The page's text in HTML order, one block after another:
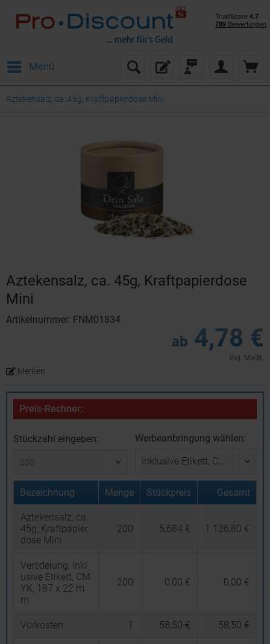
Menü
Aztekensalz, ca. 45g, Kraftpapierdose Mini
Aztekensalz, ca. 45g, Kraftpapierdose
Mini
Artikelnummer: FNM01834
ab 4,78 €
inkl. MwSt.
Merken
Preis-Rechner:
Stückzahl eingeben: Werbeanbringung wählen:
Bezeichnung Menge Stückpreis Gesamt
Aztekensalz, ca.
45g, Kraftpapier
dose Mini
200 5,684 € 1.136,80 €
Veredelung: Inkl
usive Etikett, CM
YK, 187 x 22 m
m
200 0,00 € 0,00 €
Vorkosten 1 58,50 € 58,50 €